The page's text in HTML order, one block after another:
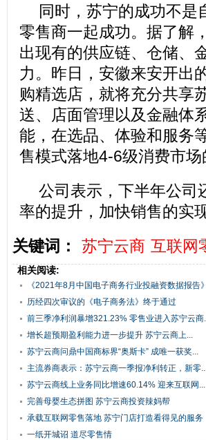
同时，苏宁的成功不是
零售商一起成功。据了解
出现有的供应链、仓储、
力。昨日，安徽来安开出
购精选店，就将充分共享
送、店面管理以及金融体
能，在选品、体验和服务
售模式落地4-6级消费市场
公司表示，下半年公司
率的提升，加快销售的实
关键词：
苏宁云商 互联网
相关阅读:
《2021年8月中国电子商务行业投融资数据报告
历经四次审议的《电子商务法》终于通过
前三季净利润暴增321.23% 零售业进入苏宁云商
增长超预期盈利能力进一步提升 苏宁云商上...
苏宁云商问鼎中国商标界“奥斯卡” 成唯一获奖...
主流券商表示：苏宁云商一季报净利转正，新零
苏宁云商线上业务同比增速60.14% 迎来互联网...
完善母婴生态拼图 苏宁云商投资辣妈帮
承载互联网零售落地 苏宁门店打造看得见的服务
一纸开城诏 道尽零售情